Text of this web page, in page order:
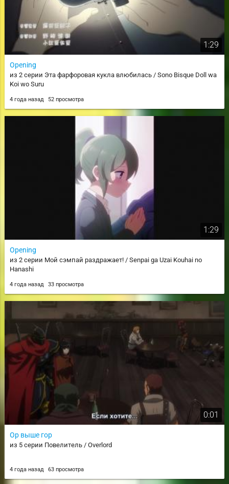
1:29
Opening
из 2 серии Эта фарфоровая кукла влюбилась / Sono Bisque Doll wa
Koi wo Suru
4 года назад 52 просмотра
1:29
Opening
из 2 серии Мой сэмпай раздражает! / Senpai ga Uzai Kouhai no
Hanashi
4 года назад 33 просмотра
0:01
Ор выше гор
из 5 серии Повелитель / Overlord
4 года назад 63 просмотра